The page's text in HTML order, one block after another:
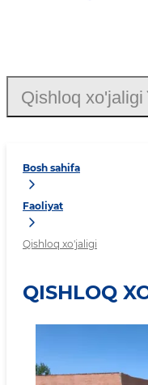
Bosh sahifa
Faoliyat
Qishloq xo'jaligi
QISHLOQ
Qishloq xo'jaligi